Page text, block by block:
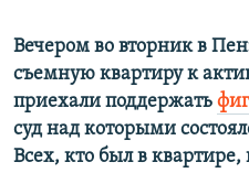
Вечером во вторник в
съемную квартиру к
приехали поддержать
суд над которыми
Всех, кто был в